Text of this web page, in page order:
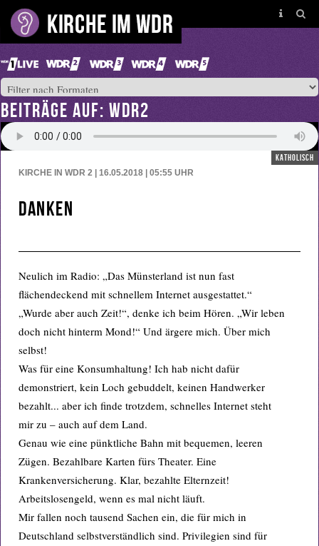
BEITRÄGE AUF: WDR2
katholisch
KIRCHE IN WDR 2 | 16.05.2018 | 05:55 UHR
Danken
Neulich im Radio: „Das Münsterland ist nun fast
flächendeckend mit schnellem Internet ausgestattet.“
„Wurde aber auch Zeit!“, denke ich beim Hören. „Wir leben
doch nicht hinterm Mond!“ Und ärgere mich. Über mich
selbst!
Was für eine Konsumhaltung! Ich hab nicht dafür
demonstriert, kein Loch gebuddelt, keinen Handwerker
bezahlt... aber ich finde trotzdem, schnelles Internet steht
mir zu – auch auf dem Land.
Genau wie eine pünktliche Bahn mit bequemen, leeren
Zügen. Bezahlbare Karten fürs Theater. Eine
Krankenversicherung. Klar, bezahlte Elternzeit!
Arbeitslosengeld, wenn es mal nicht läuft.
Mir fallen noch tausend Sachen ein, die für mich in
Deutschland selbstverständlich sind. Privilegien sind für